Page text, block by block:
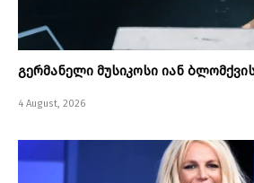
გერმანელი მუსიკოსი იან
4 August, 2026